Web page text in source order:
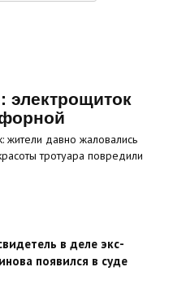
электрощиток
давно жаловались
тротуара повредили
в деле экс-
появился в суде